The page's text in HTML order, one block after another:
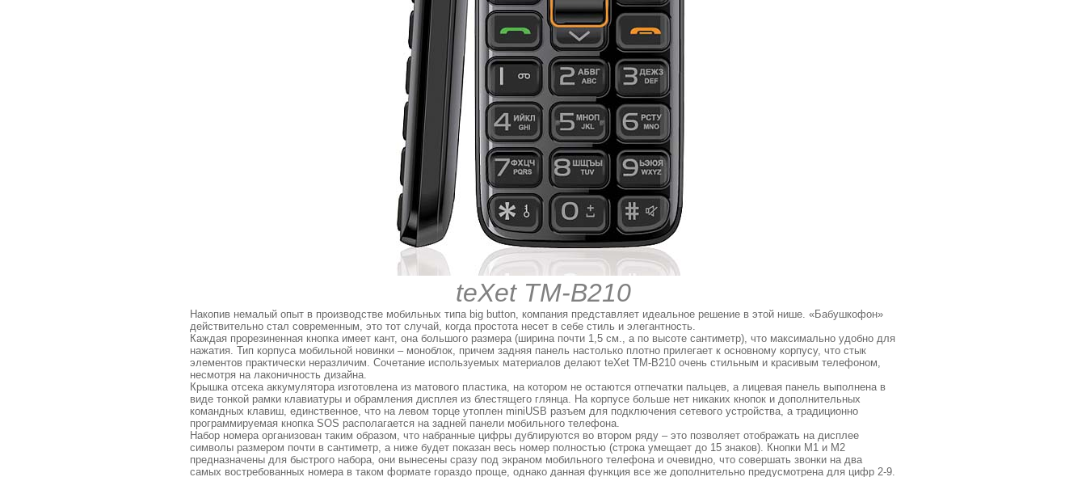
teXet TM-B210
Накопив немалый опыт в производстве мобильных типа big button, компания представляет идеальное решение в этой нише. «Бабушкофон»
действительно стал современным, это тот случай, когда простота несет в себе стиль и элегантность.
Каждая прорезиненная кнопка имеет кант, она большого размера (ширина почти 1,5 см., а по высоте сантиметр), что максимально удобно для
нажатия. Тип корпуса мобильной новинки – моноблок, причем задняя панель настолько плотно прилегает к основному корпусу, что стык
элементов практически неразличим. Сочетание используемых материалов делают teXet TM-B210 очень стильным и красивым телефоном,
несмотря на лаконичность дизайна.
Крышка отсека аккумулятора изготовлена из матового пластика, на котором не остаются отпечатки пальцев, а лицевая панель выполнена в
виде тонкой рамки клавиатуры и обрамления дисплея из блестящего глянца. На корпусе больше нет никаких кнопок и дополнительных
командных клавиш, единственное, что на левом торце утоплен miniUSB разъем для подключения сетевого устройства, а традиционно
программируемая кнопка SOS располагается на задней панели мобильного телефона.
Набор номера организован таким образом, что набранные цифры дублируются во втором ряду – это позволяет отображать на дисплее
символы размером почти в сантиметр, а ниже будет показан весь номер полностью (строка умещает до 15 знаков). Кнопки M1 и М2
предназначены для быстрого набора, они вынесены сразу под экраном мобильного телефона и очевидно, что совершать звонки на два
самых востребованных номера в таком формате гораздо проще, однако данная функция все же дополнительно предусмотрена для цифр 2-9.